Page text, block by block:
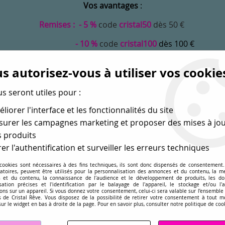
Vos avantages:
Remises : - 5 % code cristal50dès 50 €
- 10 % code cristal100dès 100 €
PERLES EN GROS APPRÊTS
dans les perlespour la créationde bijoux depuis plus de
autorisez-vous à utiliser vos
seront utiles pour :
l'interface et les fonctionnalités du site
les campagnes marketing et proposer des mises à
produits
l'authentification et surveiller les erreurs techniques
sont nécessaires à des fins techniques, ils sont donc dispensés de
peuvent être utilisés pour la personnalisation des annonces et du contenu, la
et du contenu, la connaissance de l'audience et le développement de produits, les
précises et l'identification par le balayage de l'appareil, le stockage et/ou
sur un appareil. Si vous donnez votre consentement, celui-ci sera valable sur l’ensemble
de Cristal Rêve. Vous disposez de la possibilité de retirer votre consentement à tout
le widget en bas à droite de la page. Pour en savoir plus, consulter notre politique de